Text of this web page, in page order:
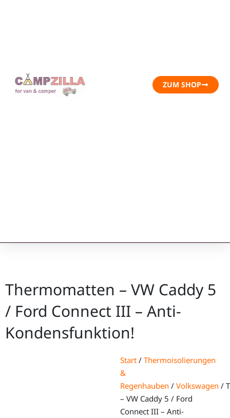
ZUM SHOP
Thermomatten – VW Caddy 5
/ Ford Connect III – Anti-
Kondensfunktion!
Start / Thermoisolierungen
&
Regenhauben / Volkswagen /
– VW Caddy 5 / Ford
Connect III – Anti-